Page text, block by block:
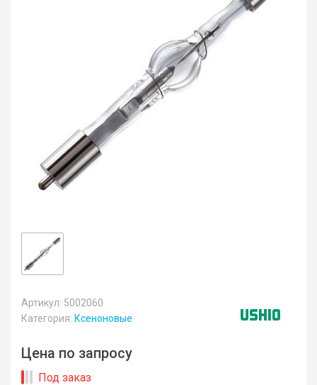
Артикул: 5002060
Категория: Ксеноновые
Цена по запросу
Под заказ